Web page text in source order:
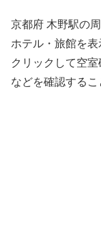
京都府 木野駅の
ホテル・旅館を表
クリックして空
などを確認するこ